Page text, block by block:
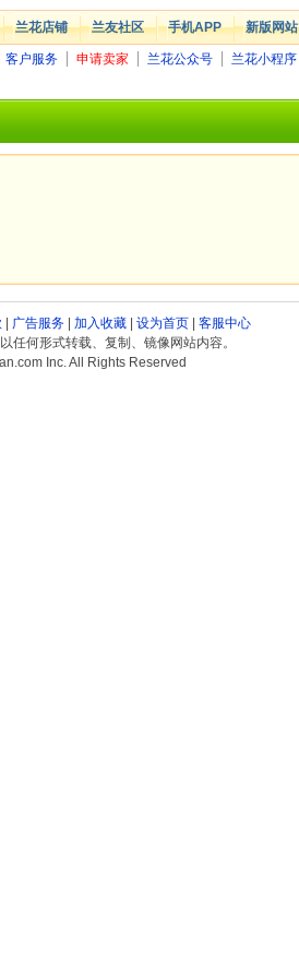
兰花店铺 兰友社区 手机APP 新版网站
客户服务 申请卖家 兰花公众号 兰花小程序
广告服务| 加入收藏| 设为首页| 客服中心
任何形式转载、复制、镜像网站内容。
Inc. All Rights Reserved